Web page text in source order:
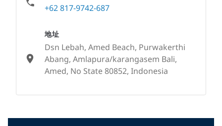
+62 817-9742-687
地址
Dsn Lebah, Amed Beach, Purwakerthi
Abang, Amlapura/karangasem Bali,
Amed, No State 80852, Indonesia